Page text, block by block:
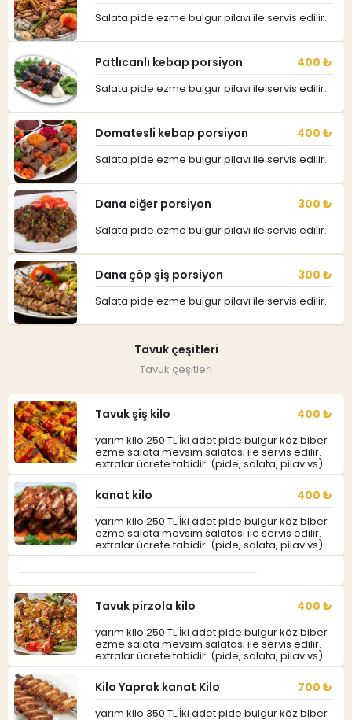
Salata pide ezme bulgur pilavı ile servis edilir.
Patlıcanlı kebap porsiyon 400 ₺
Salata pide ezme bulgur pilavı ile servis edilir.
Domatesli kebap porsiyon 400 ₺
Salata pide ezme bulgur pilavı ile servis edilir.
Dana ciğer porsiyon 300 ₺
Salata pide ezme bulgur pilavı ile servis edilir.
Dana çöp şiş porsiyon 300 ₺
Salata pide ezme bulgur pilavı ile servis edilir.
Tavuk çeşitleri
Tavuk çeşitleri
Tavuk şiş kilo 400 ₺
yarım kilo 250 TL İki adet pide bulgur köz biber
ezme salata mevsim salatası ile servis edilir.
extralar ücrete tabidir. (pide, salata, pilav vs)
kanat kilo 400 ₺
yarım kilo 250 TL İki adet pide bulgur köz biber
ezme salata mevsim salatası ile servis edilir.
extralar ücrete tabidir. (pide, salata, pilav vs)
Tavuk pirzola kilo 400 ₺
yarım kilo 250 TL İki adet pide bulgur köz biber
ezme salata mevsim salatası ile servis edilir.
extralar ücrete tabidir. (pide, salata, pilav vs)
Kilo Yaprak kanat Kilo 700 ₺
yarım kilo 350 TL İki adet pide bulgur köz biber